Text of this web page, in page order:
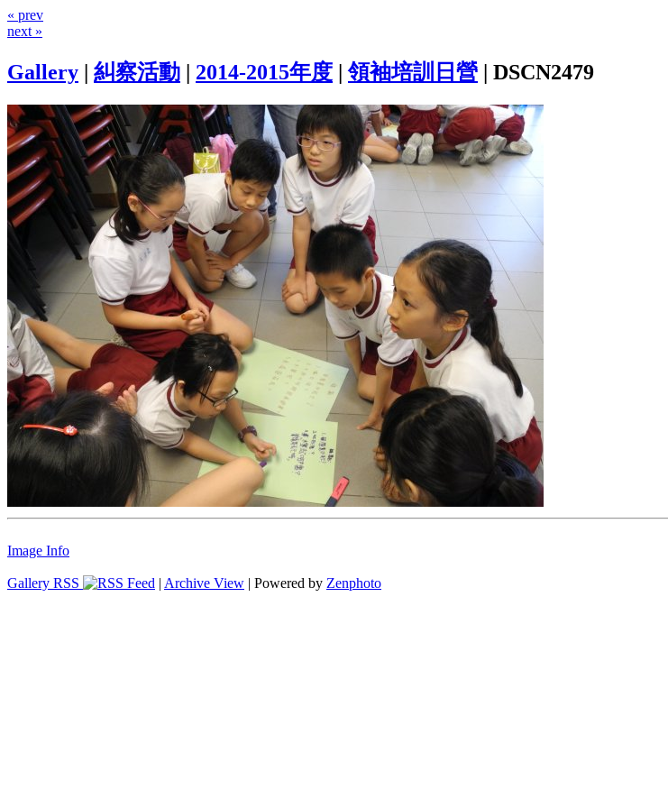
« prev
next »
Gallery | 糾察活動 | 2014-2015年度 |領袖培訓日營 | DSCN2479
Image Info
Gallery RSS | Archive View | Powered by Zenphoto